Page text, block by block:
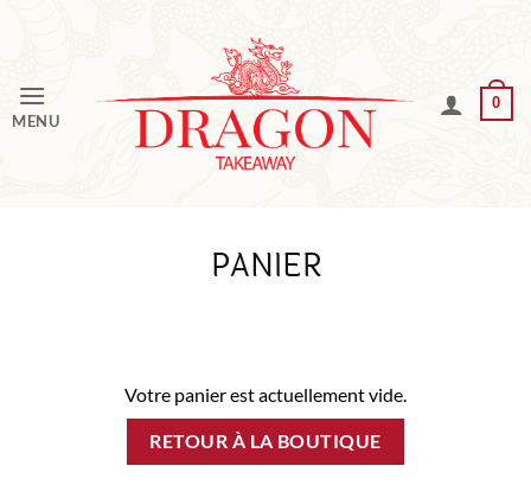
MENU
0
PANIER
Votre panier est actuellement vide.
RETOUR À LA BOUTIQUE